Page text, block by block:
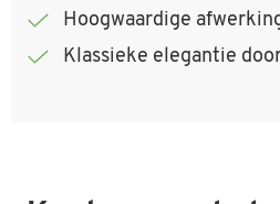
Hoogwaardige
Klassieke elegantie